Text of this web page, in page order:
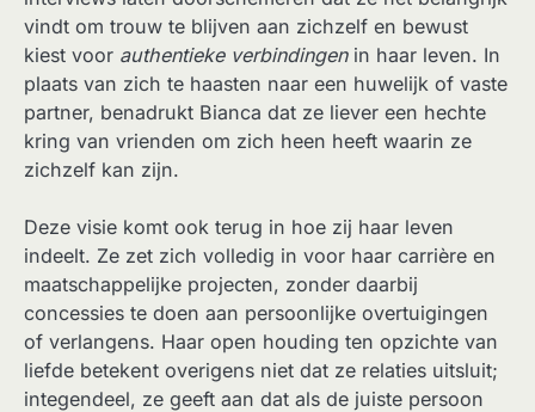
vindt om trouw te blijven aan zichzelf en bewust
kiest voor authentieke verbindingenin haar leven. In
plaats van zich te haasten naar een huwelijk of vaste
partner, benadrukt Bianca dat ze liever een hechte
kring van vrienden om zich heen heeft waarin ze
zichzelf kan zijn.
Deze visie komt ook terug in hoe zij haar leven
indeelt. Ze zet zich volledig in voor haar carrière en
maatschappelijke projecten, zonder daarbij
concessies te doen aan persoonlijke overtuigingen
of verlangens. Haar open houding ten opzichte van
liefde betekent overigens niet dat ze relaties uitsluit;
integendeel, ze geeft aan dat als de juiste persoon